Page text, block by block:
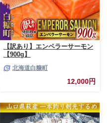
【訳あり】エンペラーサーモン
【900g】
北海道白糠町
12,000円